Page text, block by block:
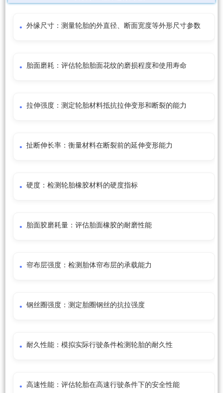
外缘尺寸：测量轮胎的外直径、断面宽度等外形尺寸参数
胎面磨耗：评估轮胎胎面花纹的磨损程度和使用寿命
拉伸强度：测定轮胎材料抵抗拉伸变形和断裂的能力
扯断伸长率：衡量材料在断裂前的延伸变形能力
硬度：检测轮胎橡胶材料的硬度指标
胎面胶磨耗量：评估胎面橡胶的耐磨性能
帘布层强度：检测胎体帘布层的承载能力
钢丝圈强度：测定胎圈钢丝的抗拉强度
耐久性能：模拟实际行驶条件检测轮胎的耐久性
高速性能：评估轮胎在高速行驶条件下的安全性能